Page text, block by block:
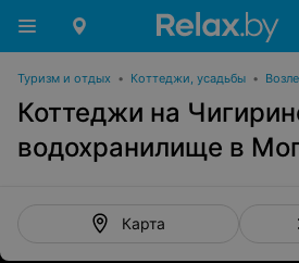
Туризм и отдых • Коттеджи, усадьбы •
Коттеджи на
водохранилище в
Карта